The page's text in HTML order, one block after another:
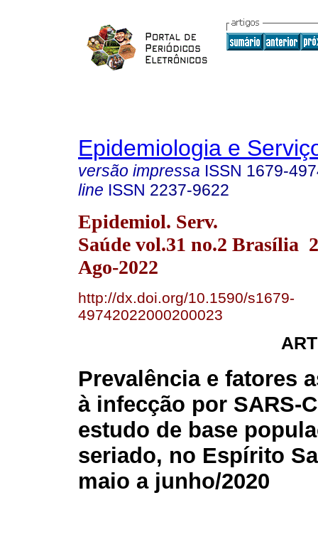
Epidemiologia e
versão impressa ISSN 1679-
line ISSN 2237-9622
Epidemiol. Serv.
Saúde vol.31 no.2 Brasília
Ago-2022
http://dx.doi.org/10.1590/s1679-
49742022000200023
Prevalência e fatores
à infecção por SARS-
estudo de base
seriado, no Espírito
maio a junho/2020